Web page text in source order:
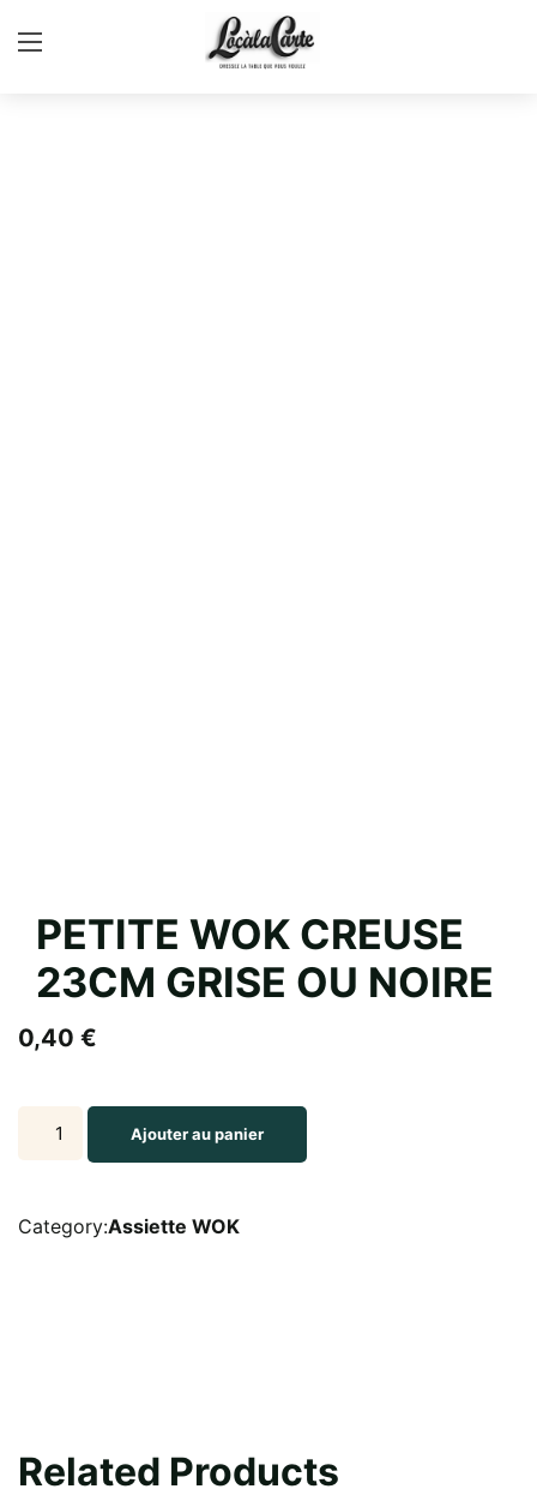
PETITE WOK CREUSE
23CM GRISE OU NOIRE
0,40 €
PETITE
23CM
Ajouter au panier
Category:Assiette WOK
Related Products